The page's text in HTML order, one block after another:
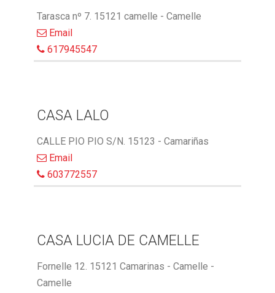
Tarasca nº 7. 15121 camelle - Camelle
Email
617945547
CASA LALO
CALLE PIO PIO S/N. 15123 - Camariñas
Email
603772557
CASA LUCIA DE CAMELLE
Fornelle 12. 15121 Camarinas - Camelle -
Camelle